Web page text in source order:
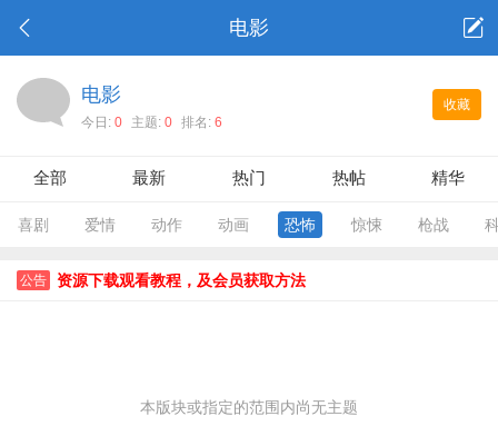
电影
收藏
电影
今日: 0 主题: 0 排名: 6
全部 最新 热门 热帖 精华
喜剧 爱情 动作 动画 恐怖 惊悚 枪战
公告 资源下载观看教程，及会员获取方法
本版块或指定的范围内尚无主题